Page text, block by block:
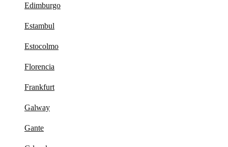
Edimburgo
Estambul
Estocolmo
Florencia
Frankfurt
Galway
Gante